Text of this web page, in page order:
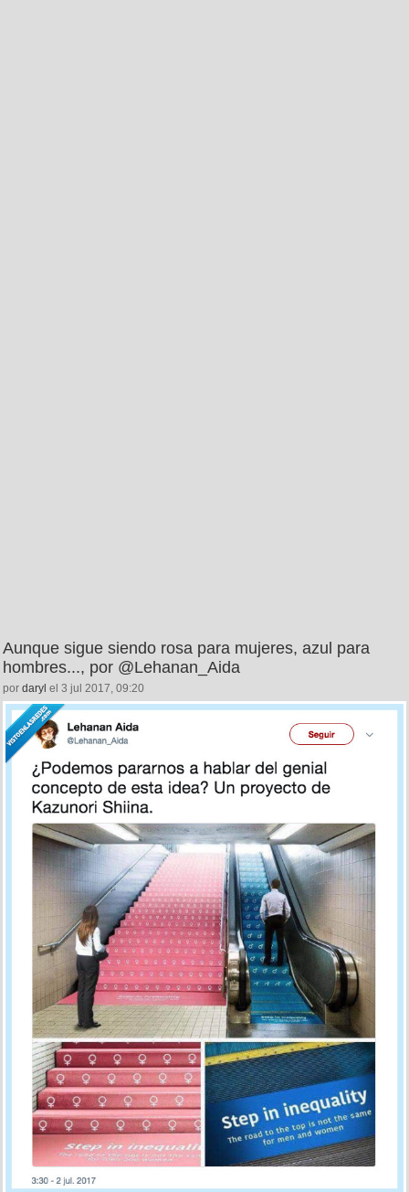
Aunque sigue siendo rosa para mujeres, azul para
hombres..., por @Lehanan_Aida
por daryl el 3 jul 2017, 09:20